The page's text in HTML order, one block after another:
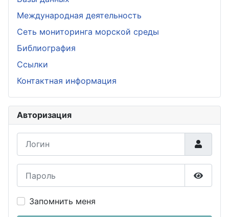
Международная деятельность
Сеть мониторинга морской среды
Библиография
Ссылки
Контактная информация
Авторизация
Запомнить меня